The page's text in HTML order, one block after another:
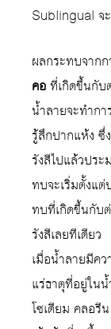
Sublingual จ
ผลกระทบจาก
คอที่เกิดขึ้นกับ
น้ำลายจะทำก
รู้สึกปากแห้ง ซึ่
รังสีไปแล้วปร
ทบจะเริ่มตั้งแ
ทบที่เกิดขึ้นกับ
รังสีเลยทีเดียว
เมื่อน้ำลายมีค
แร่ธาตุที่อยู่ใน
โซเดียม คลอรี